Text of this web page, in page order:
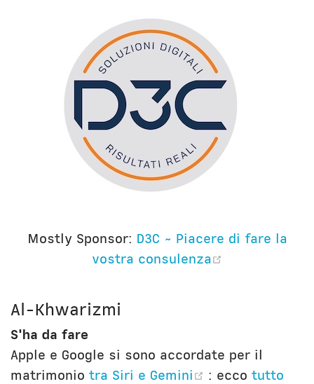
Mostly Sponsor: D3C ~ Piacere di fare la
vostra consulenza
Al-Khwarizmi
S'ha da fare
Apple e Google si sono accordate per il
matrimonio tra Siri e Gemini (opens new
: ecco tutto